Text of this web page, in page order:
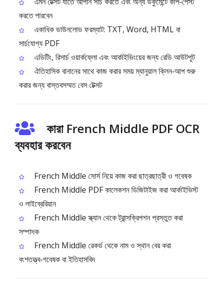
করতে পারবেন
একাধিক ডাউনলোড ফরম্যাট: TXT, Word, HTML বা
সার্চযোগ্য PDF
এডিটিং, রিসার্চ ওয়ার্কফ্লো এবং আর্কাইভিংয়ের জন্য রেডি আউটপুট
ঐতিহাসিক বানানের সাথে কাজ করার সময় ম্যানুয়াল ক্লিন‑আপ শুরু
করার জন্য বাস্তবসম্মত বেস টেক্সট
কারা French Middle PDF OCR
ব্যবহার করবেন
French Middle সোর্স নিয়ে কাজ করা ছাত্রছাত্রী ও গবেষক
French Middle PDF কালেকশন ডিজিটাইজ করা আর্কাইভিস্ট
ও লাইব্রেরিয়ান
French Middle স্ক্যান থেকে ট্রান্সক্রিপশন প্রস্তুত করা
সম্পাদক
French Middle রেকর্ড থেকে নাম ও স্থান বের করা
বংশতত্ত্ব‑গবেষক বা ইতিহাসবিদ